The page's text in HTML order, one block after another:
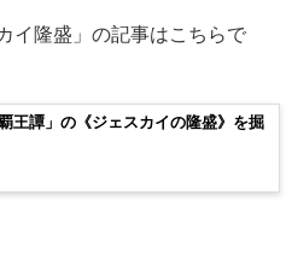
イ隆盛」の記事はこちらで
王譚」の《ジェスカイの隆盛》を掘